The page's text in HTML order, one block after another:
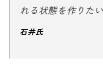
れる状態を作りた
石井氏